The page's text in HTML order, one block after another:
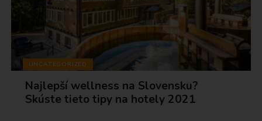
UNCATEGORIZED
Najlepší wellness na Slovensku?
Skúste tieto tipy na hotely 2021